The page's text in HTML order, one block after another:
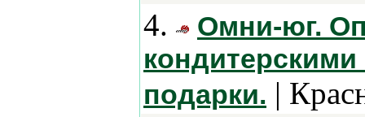
4.
Омни-юг.
подарки. |